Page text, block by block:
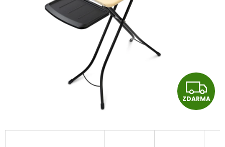
Z
D
A
ZDARMA